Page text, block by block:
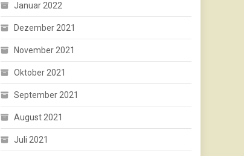
Januar 2022
Dezember 2021
November 2021
Oktober 2021
September 2021
August 2021
Juli 2021